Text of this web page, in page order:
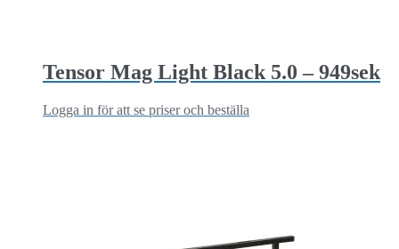
Tensor Mag Light Black 5.0 – 949sek
Logga in för att se priser och beställa